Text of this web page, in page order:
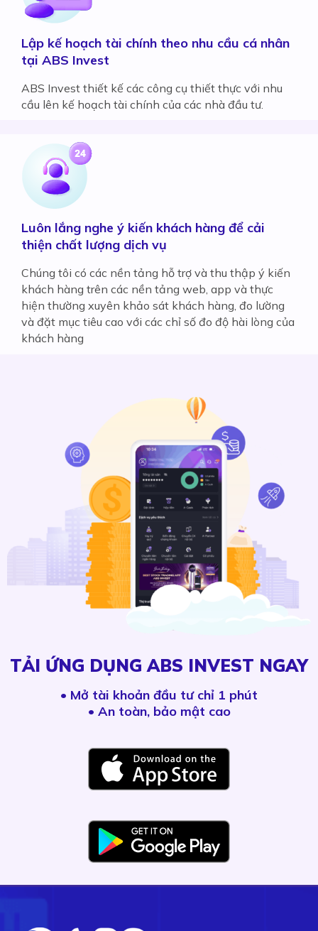
Lập kế hoạch tài chính theo nhu cầu cá nhân
tại ABS Invest
ABS Invest thiết kế các công cụ thiết thực với nhu
cầu lên kế hoạch tài chính của các nhà đầu tư.
Luôn lắng nghe ý kiến khách hàng để cải
thiện chất lượng dịch vụ
Chúng tôi có các nền tảng hỗ trợ và thu thập ý kiến
khách hàng trên các nền tảng web, app và thực
hiện thường xuyên khảo sát khách hàng, đo lường
và đặt mục tiêu cao với các chỉ số đo độ hài lòng của
khách hàng
TẢI ỨNG DỤNG ABS INVEST NGAY
• Mở tài khoản đầu tư chỉ 1 phút
• An toàn, bảo mật cao